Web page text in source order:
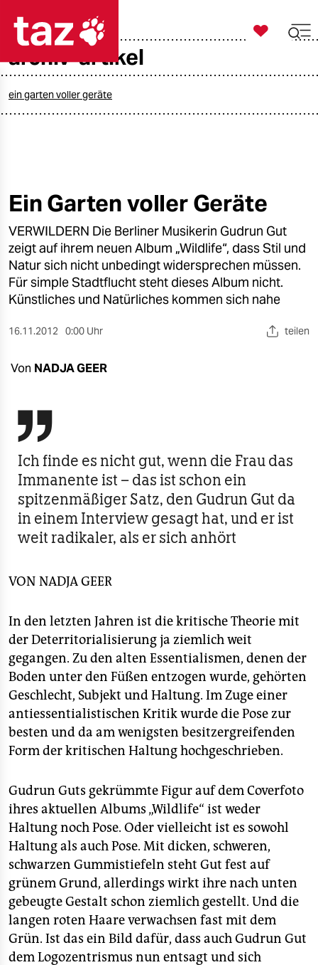
öko
gesellschaft
kultur
sport
verlag
verlag
veranstaltungen
shop
fragen & hilfe
abo
genossenschaft
epaper login

taz zahl ich
archiv-artikel
ein garten voller geräte
Ein Garten voller Geräte
VERWILDERN Die Berliner Musikerin Gudrun Gut
zeigt auf ihrem neuen Album „Wildlife“, dass Stil und
Natur sich nicht unbedingt widersprechen müssen.
Für simple Stadtflucht steht dieses Album nicht.
Künstliches und Natürliches kommen sich nahe
16.11.2012 0:00 Uhr teilen
Von NADJA GEER

Ich finde es nicht gut, wenn die Frau das
Immanente ist – das ist schon ein
spitzenmäßiger Satz, den Gudrun Gut da
in einem Interview gesagt hat, und er ist
weit radikaler, als er sich anhört
VON NADJA GEER
In den letzten Jahren ist die kritische Theorie mit
der Deterritorialisierung ja ziemlich weit
gegangen. Zu den alten Essentialismen, denen der
Boden unter den Füßen entzogen wurde, gehörten
Geschlecht, Subjekt und Haltung. Im Zuge einer
antiessentialistischen Kritik wurde die Pose zur
besten und da am wenigsten besitzergreifenden
Form der kritischen Haltung hochgeschrieben.
Gudrun Guts gekrümmte Figur auf dem Coverfoto
ihres aktuellen Albums „Wildlife“ ist weder
Haltung noch Pose. Oder vielleicht ist es sowohl
Haltung als auch Pose. Mit dicken, schweren,
schwarzen Gummistiefeln steht Gut fest auf
grünem Grund, allerdings wirkt ihre nach unten
gebeugte Gestalt schon ziemlich gestellt. Und die
langen roten Haare verwachsen fast mit dem
Grün. Ist das ein Bild dafür, dass auch Gudrun Gut
dem Logozentrismus nun entsagt und sich